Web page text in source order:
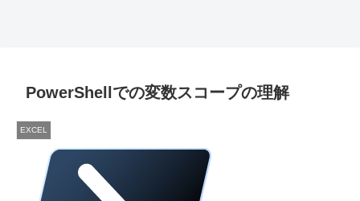
PowerShellでの変数スコープの理解
EXCEL